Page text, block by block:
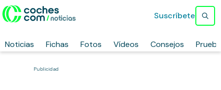
Noticias Fichas Fotos Vídeos Consejos
Suscríbete
Publicidad